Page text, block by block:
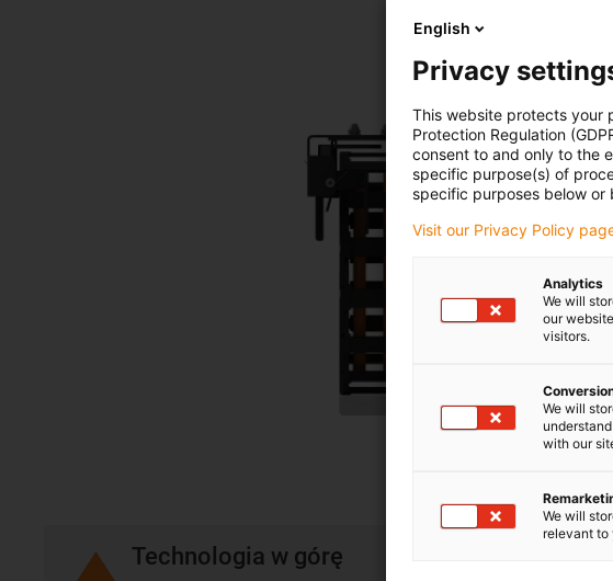
Technologia w górę
English
Privacy
This website protects your
Protection Regulation
consent to and only to the
specific purpose(s) of
specific purposes below or
Visit our Privacy Policy
Analytics
We will
our
visitors.
We will
with our
We will
relevant to